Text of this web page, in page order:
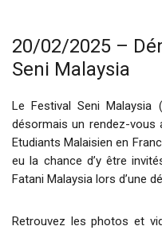
20/02/2025 –
Seni Malaysia
Le Festival Seni Malaysia
désormais un rendez-vous
Etudiants Malaisien en
eu la chance d’y être
Fatani Malaysia lors d’une
Retrouvez les photos et